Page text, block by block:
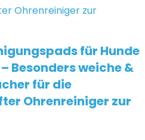
für Hunde
Besonders weiche &
für die
Ohrenreiniger zur